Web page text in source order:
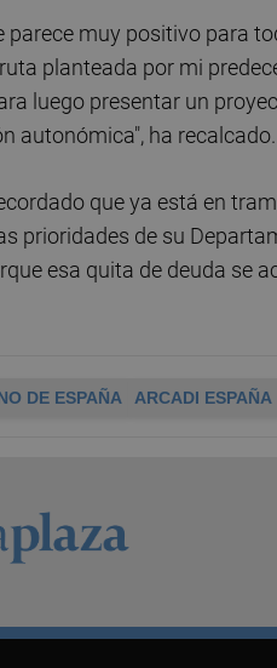
parece muy positivo para
planteada por mi
luego presentar un
autonómica", ha recalcado.
que ya está en
prioridades de su
esa quita de deuda se
DE ESPAÑA ARCADI ESPAÑA